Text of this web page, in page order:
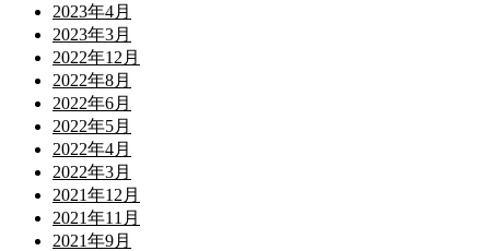
2023年4月
2023年3月
2022年12月
2022年8月
2022年6月
2022年5月
2022年4月
2022年3月
2021年12月
2021年11月
2021年9月